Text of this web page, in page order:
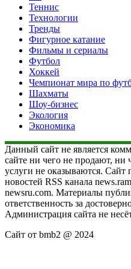
Теннис
Технологии
Тренды
Фигурное катание
Фильмы и сериалы
Футбол
Хоккей
Чемпионат мира по
Шахматы
Шоу-бизнес
Экология
Экономика
Данный сайт не является
сайте ни чего не продают, ни
услуги не оказываются. Сайт
новостей RSS канала
newsru.com. Материалы
ответственность за
Администрация сайта не
Сайт от bmb2 @ 2024